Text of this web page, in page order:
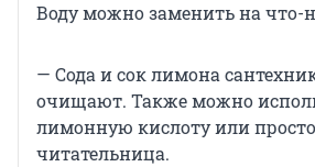
Воду можно заменить на что-
— Сода и сок лимона
очищают. Также можно
лимонную кислоту или
читательница.